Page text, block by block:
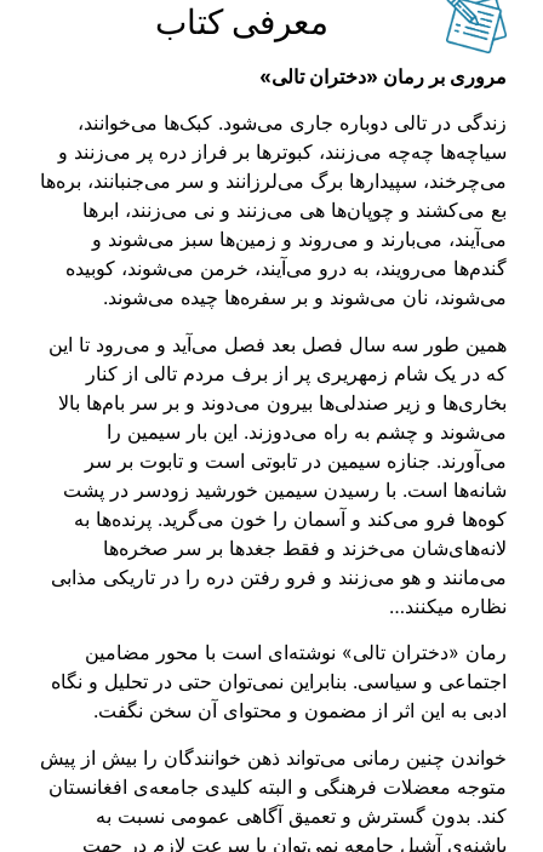
معرفی کتاب
مروری بر رمان «دختران تالی»
زند‌گی در تالی دوباره جاری می‌شود. کبک‌ها می‌خوانند،
سیاچه‌ها چه‌چه می‌زنند، کبوترها بر فراز دره پر می‌زنند و
می‌چرخند، سپیدارها برگ می‌لرزانند و سر می‌جنبانند، بره‌ها
بع می‌کشند و چوپان‌ها هی می‌زنند و نی می‌زنند، ابرها
می‌آیند، می‌بارند و می‌روند و زمین‌ها سبز می‌شوند و
گندم‌ها می‌رویند، به درو می‌آیند، خرمن می‌شوند، کوبیده
می‌شوند، نان می‌شوند و بر سفره‌ها چیده می‌شوند.
همین طور سه سال فصل بعد فصل می‌آید و می‌رود تا این
که در یک شام زمهریری پر از برف مردم تالی از کنار
بخاری‌ها و زیر صندلی‌ها بیرون می‌دوند و بر سر بام‌ها بالا
می‌شوند و چشم به راه می‌دوزند. این بار سیمین را
می‌آورند. جنازه سیمین در تابوتی است و تابوت بر سر
شانه‌ها است. با رسیدن سیمین خورشید زودسر در پشت
کوه‌ها فرو می‌کند و آسمان را خون می‌گرید. پرنده‌ها به
لانه‌های‌شان می‌خزند و فقط جغدها بر سر صخره‌ها
می‌مانند و هو می‌زنند و فرو رفتن دره را در تاریکی مذابی
نظاره میکنند…
رمان «دختران تالی» نوشته‌ای است با محور مضامین
اجتماعی و سیاسی. بنابراین نمی‌توان حتی در تحلیل و نگاه
ادبی به این اثر از مضمون و محتوای آن سخن نگفت.
خواندن چنین رمانی می‌تواند ذهن خوانندگان را بیش از پیش
متوجه معضلات فرهنگی و البته کلیدی جامعه‌‌ی افغانستان
کند. بدون گسترش و تعمیق آگاهی عمومی نسبت به
پاشنه‌ی آشیل جامعه نمی‌توان با سرعت لازم در جهت